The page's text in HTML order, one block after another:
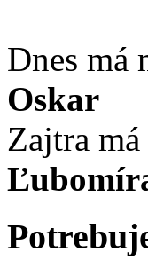
Dnes má
Oskar
Zajtra